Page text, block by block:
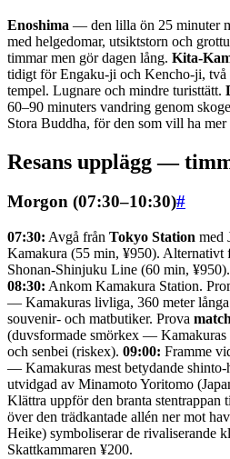
Enoshima — den lilla ön 25 minuter
med helgedomar, utsiktstorn och
timmar men gör dagen lång. Kita-
tidigt för Engaku-ji och Kencho-ji, två
tempel. Lugnare och mindre turisttätt.
60–90 minuters vandring genom
Stora Buddha, för den som vill ha mer
Resans upplägg —
Morgon (07:30–10:30)#
07:30: Avgå från Tokyo Station med
Kamakura (55 min, ¥950). Alternativt
Shonan-Shinjuku Line (60 min,
08:30: Ankom Kamakura Station.
— Kamakuras livliga, 360 meter
souvenir- och matbutiker. Prova
(duvsformade smörkex — Kamakuras
och senbei (riskex). 09:00: Framme
— Kamakuras mest betydande
utvidgad av Minamoto Yoritomo
Klättra uppför den branta stentrappan
över den trädkantade allén ner mot
Heike) symboliserar de rivaliserande
Skattkammaren ¥200.